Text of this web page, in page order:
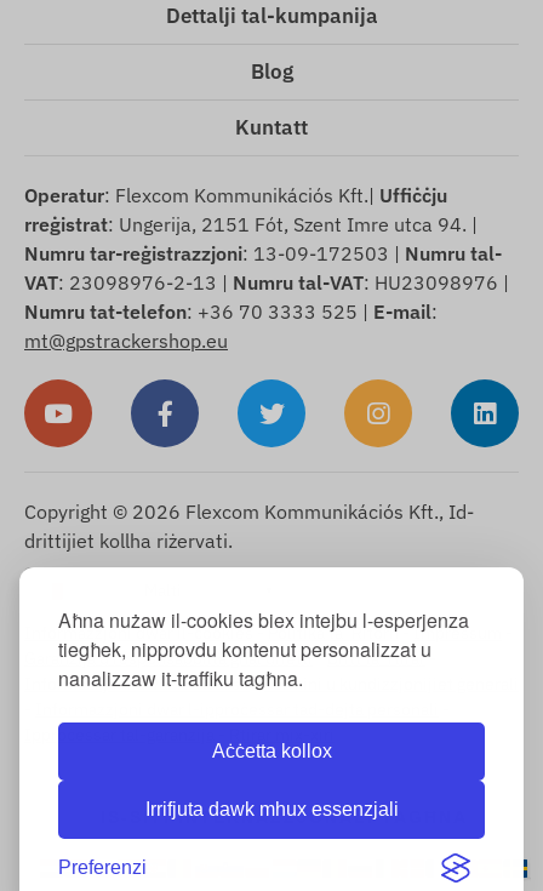
Aħna nużaw il-cookies biex intejbu l-esperjenza
tiegħek, nipprovdu kontenut personalizzat u
nanalizzaw it-traffiku tagħna.
Aċċetta kollox
Irrifjuta dawk mhux essenzjali
Preferenzi
Dettalji tal-kumpanija
Blog
Kuntatt
Operatur: Flexcom Kommunikációs Kft.| Uffiċċju
rreġistrat: Ungerija, 2151 Fót, Szent Imre utca 94. |
Numru tar-reġistrazzjoni: 13-09-172503 | Numru tal-
VAT: 23098976-2-13 | Numru tal-VAT: HU23098976 |
Numru tat-telefon: +36 70 3333 525 | E-mail:
mt@gpstrackershop.eu
Copyright © 2026 Flexcom Kommunikációs Kft., Id-
drittijiet kollha riżervati.
Informazzjoni dwar il-cookies -Politika ta’ Ritorn-Impressum
Garanzija u responsabbiltà għal difetti-Dritt ta’ rtirar-
Informazzjoni dwar it-twassil-Termini u kundizzjonijiet ġenerali
Ipproċessar tal-garanzija
IS-SITI INTERNAZZJONALI TAGĦNA